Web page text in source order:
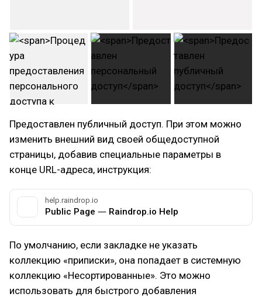
Предоставлен публичный доступ. При этом можно
изменить внешний вид своей общедоступной
страницы, добавив специальные параметры в
конце URL-адреса, инструкция:
help.raindrop.io
Public Page ― Raindrop.io Help
По умолчанию, если закладке не указать
коллекцию «приписки», она попадает в системную
коллекцию «Несортированные». Это можно
использовать для быстрого добавления